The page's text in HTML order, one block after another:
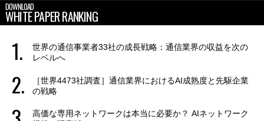
DOWNLOAD
WHITE PAPER RANKING
世界の通信事業者33社の成長戦略：通信業界の収益を次の
レベルへ
［世界4473社調査］通信業界におけるAI成熟度と先駆企業
の戦略
高価な専用ネットワークは本当に必要か？ AIネットワーク